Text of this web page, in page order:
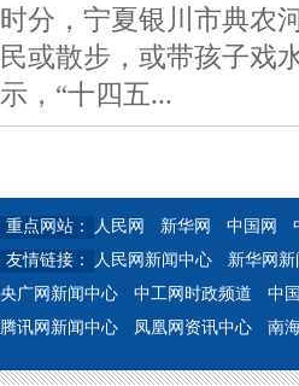
时分，宁夏银川市典农
民或散步，或带孩子
示，“十四五...
重点网站： 人民网 新华网 中国网
友情链接：
人民网新闻中心 新华网
央广网新闻中心
中工网时政频道 中
腾讯网新闻中心
凤凰网资讯中心 南